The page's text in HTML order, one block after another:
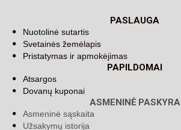
PASLAUGA
Nuotolinė sutartis
Svetainės žemėlapis
Pristatymas ir apmokėjimas
PAPILDOMAI
Atsargos
Dovanų kuponai
ASMENINĖ PASKYRA
Asmeninė sąskaita
Užsakymų istorija